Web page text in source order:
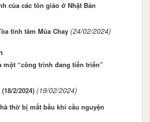
của các tôn giáo ở Nhật Bản
tĩnh tâm Mùa Chay (24/02/2024)
một “công trình đang tiến triển”
2/2024) (19/02/2024)
thờ bị mất bầu khí cầu nguyện